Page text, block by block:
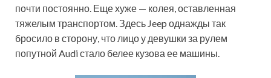
почти постоянно. Еще хуже — колея, оставленная
тяжелым транспортом. Здесь Jeep однажды так
бросило в сторону, что лицо у девушки за рулем
попутной Audi стало белее кузова ее машины.